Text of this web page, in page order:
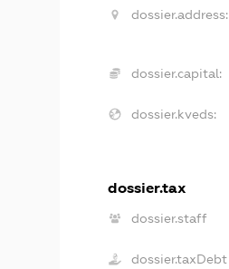
dossier.address:
dossier.capital:
dossier.kveds:
dossier.tax
dossier.staff
dossier.taxDebt